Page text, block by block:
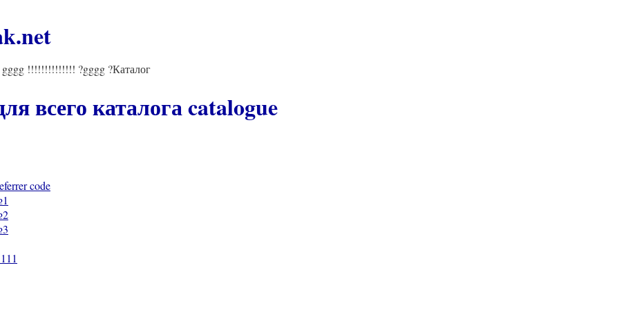
!!!!!!!!!!!!!! ?gggg ?Каталог
всего каталога catalogue
code